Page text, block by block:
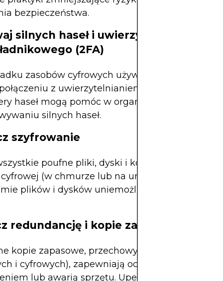
bezpieczeństwa.
silnych haseł i uwierzytelniania
(2FA)
zasobów cyfrowych używaj unikalnych,
z uwierzytelnianiem
haseł mogą pomóc w organizacji i
silnych haseł.
szyfrowanie
poufne pliki, dyski i komunikację. W
(w chmurze lub na urządzeniach)
plików i dysków uniemożliwia
redundancję i kopie zapasowe
kopie zapasowe, przechowywane w wielu
i cyfrowych), zapewniają ochronę przed
lub awarią sprzętu. Upewnij się, że kopie